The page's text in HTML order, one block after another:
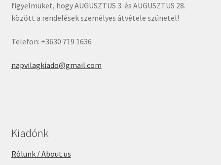
figyelmüket, hogy AUGUSZTUS 3. és AUGUSZTUS 28.
között a rendelések személyes átvétele szünetel!
Telefon: +3630 719 1636
napvilagkiado@gmail.com
Kiadónk
Rólunk / About us